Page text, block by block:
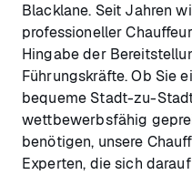
Blacklane. Seit Jahren
professioneller
Hingabe der
Führungskräfte. Ob Sie
bequeme Stadt-zu-
wettbewerbsfähig
benötigen, unsere
Experten, die sich